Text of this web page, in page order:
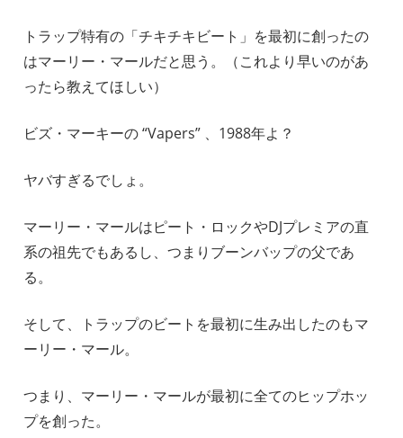
トラップ特有の「チキチキビート」を最初に創ったの
はマーリー・マールだと思う。（これより早いのがあ
ったら教えてほしい）
ビズ・マーキーの “Vapers” 、1988年よ？
ヤバすぎるでしょ。
マーリー・マールはピート・ロックやDJプレミアの直
系の祖先でもあるし、つまりブーンバップの父であ
る。
そして、トラップのビートを最初に生み出したのもマ
ーリー・マール。
つまり、マーリー・マールが最初に全てのヒップホッ
プを創った。